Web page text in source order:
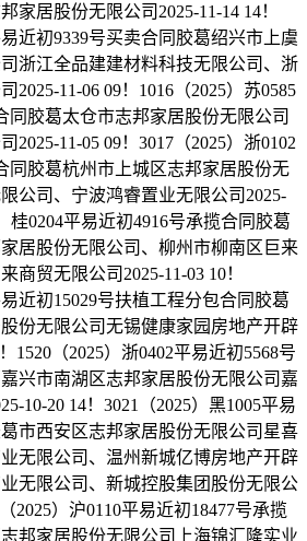
家居股份无限公司2025-11-14 14！
近初9339号买卖合同胶葛绍兴市上虞
浙江全品建建材料科技无限公司、浙
2025-11-06 09！1016（2025）苏0585
同胶葛太仓市志邦家居股份无限公司
2025-11-05 09！3017（2025）浙0102
同胶葛杭州市上城区志邦家居股份无
公司、宁波鸿睿置业无限公司2025-
桂0204平易近初4916号承揽合同胶葛
居股份无限公司、柳州市柳南区巨来
商贸无限公司2025-11-03 10！
近初15029号扶植工程分包合同胶葛
份无限公司无锡健康家园房地产开辟
1520（2025）浙0402平易近初5568号
兴市南湖区志邦家居股份无限公司嘉
10-20 14！3021（2025）黑1005平易
市西安区志邦家居股份无限公司星喜
无限公司、温州新城亿博房地产开辟
无限公司、新城控股集团股份无限公
2025）沪0110平易近初18477号承揽
邦家居股份无限公司上海锦汇隆实业